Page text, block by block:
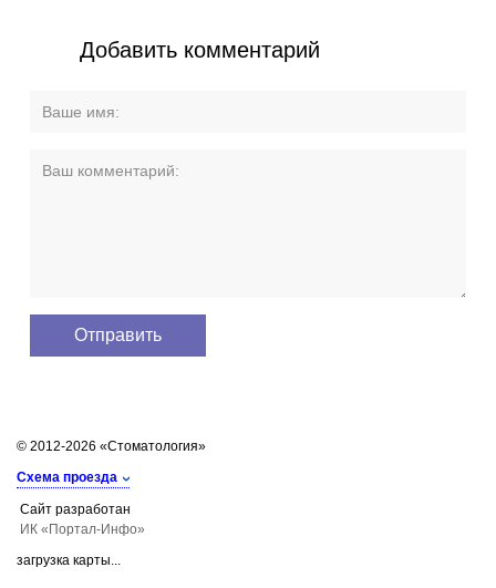
Добавить комментарий
© 2012-2026 «Стоматология»
Схема проезда
Сайт разработан
ИК «Портал-Инфо»
загрузка карты...